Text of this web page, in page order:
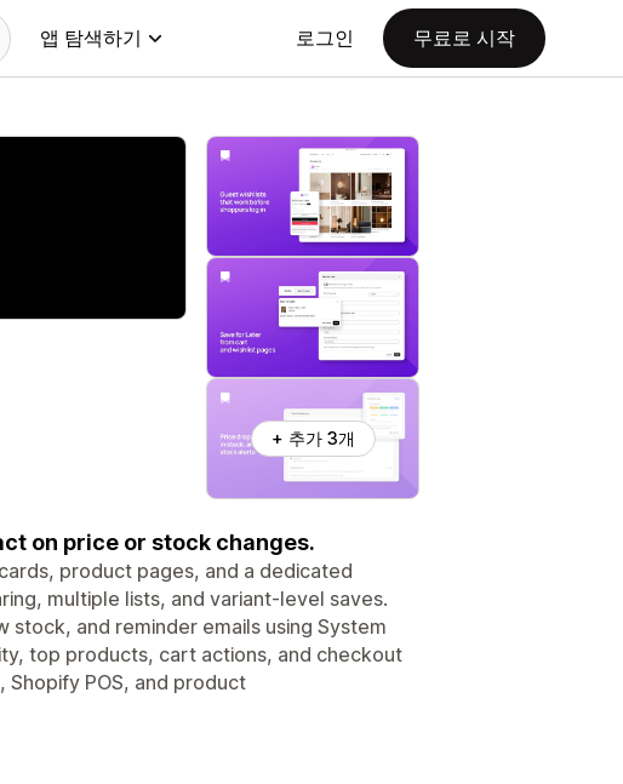
앱 탐색하기 로그인 무료로 시작
+ 추가 3개
on price or stock changes.
product pages, and a dedicated
multiple lists, and variant-level saves.
and reminder emails using System
top products, cart actions, and checkout
POS, and product